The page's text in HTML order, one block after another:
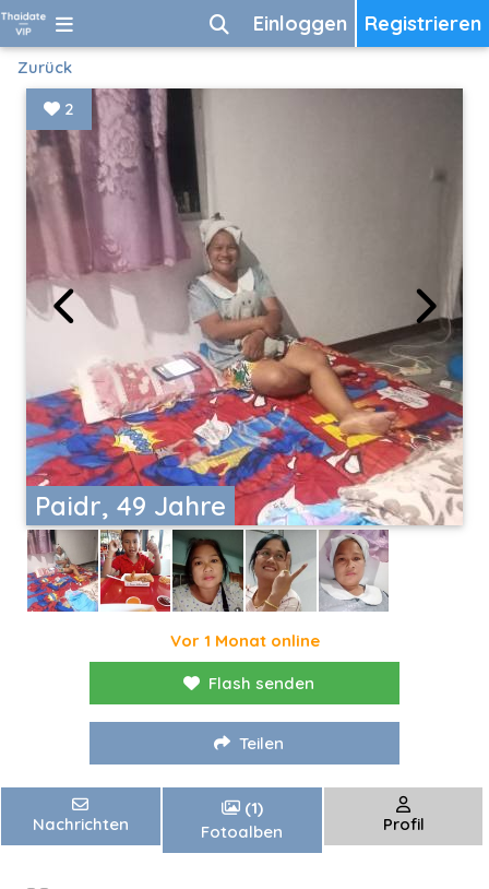
Registrieren
Einloggen
Zurück
Paidr, 49 Jahre
2
Vor 1 Monat online
Flash senden
Teilen
Nachrichten
(1)
Fotoalben
Profil